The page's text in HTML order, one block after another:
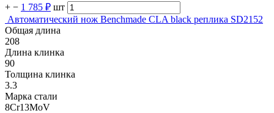
+ − 1 785 ₽ шт
Автоматический нож Benchmade CLA black реплика SD2152
Общая длина
208
Длина клинка
90
Толщина клинка
3.3
Марка стали
8Cr13MoV